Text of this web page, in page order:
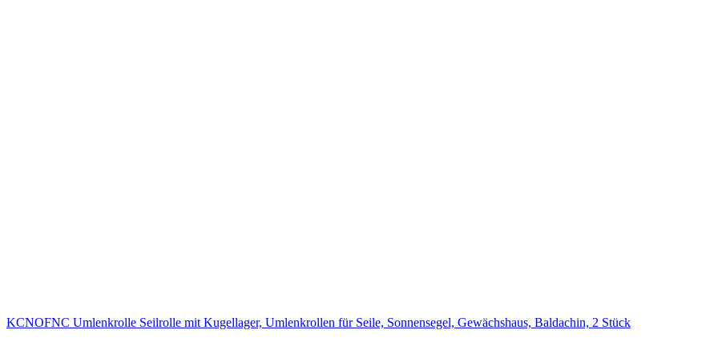
KCNOFNC Umlenkrolle Seilrolle mit Kugellager, Umlenkrollen für Seile, Sonnensegel, Gewächshaus, Baldachin, 2 Stück